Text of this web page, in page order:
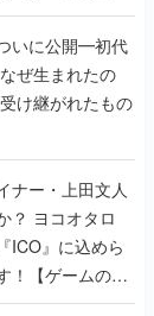
いに公開━初代
ぜ生まれたの
け継がれたもの
ナー・上田文人
？ ヨコオタロ
ICO』に込めら
！【ゲームの企